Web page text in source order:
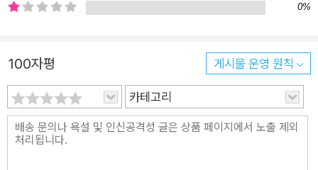
험을 경고하는 수준에 머무를 뿐, 번아웃 상태에 빠진 사람들이
가도록 하는 데 도움이 될 만한 실제적인 안내서는 없는 형편이
다. 번아웃 경험자들의 사례를 바탕으로 번아웃 상태에서 벗어나
회복에 이르는 길을 모색하고 번아웃을 예방하는 법을 다룬 이 책
은 번아웃에 대한 문제제기에서 한 발 더 나아가 현실적인 해법을
담고 있다는 점에서 그 의의가 크다. 번아웃 공화국이 되어 버린
0%
100자평 게시물 운영 원칙
카테고리